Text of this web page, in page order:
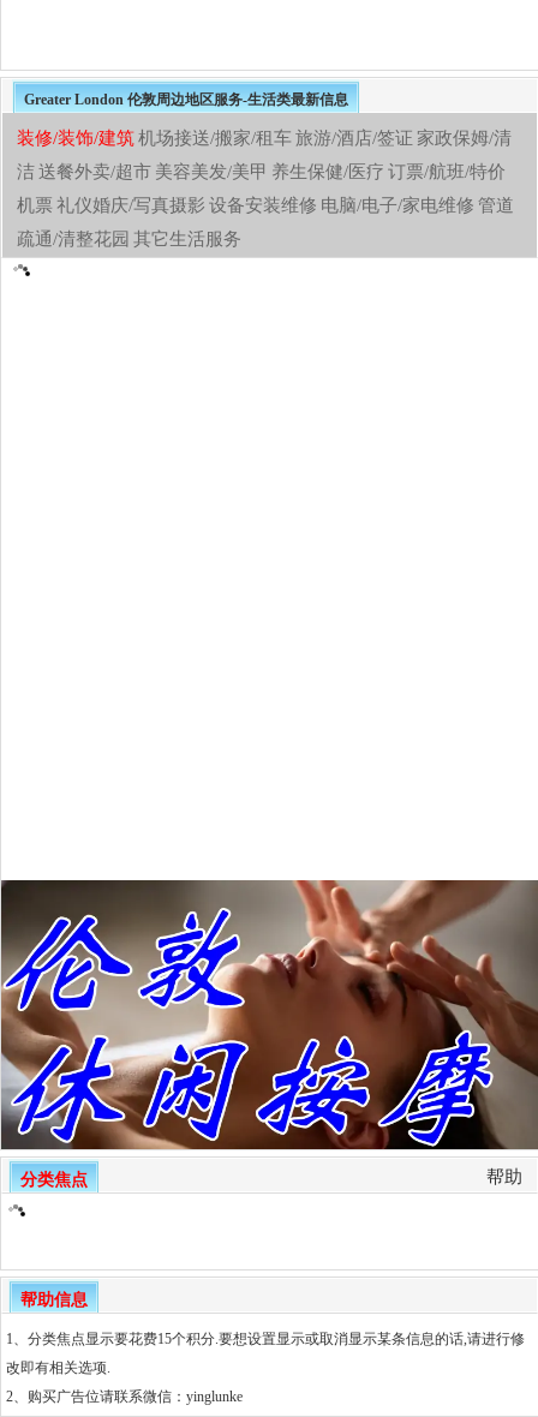
Greater London 伦敦周边地区服务-生活类最新信息
装修/装饰/建筑机场接送/搬家/租车 旅游/酒店/签证 家政保姆/清
洁送餐外卖/超市 美容美发/美甲 养生保健/医疗 订票/航班/特价
机票 礼仪婚庆/写真摄影 设备安装维修 电脑/电子/家电维修 管道
疏通/清整花园 其它生活服务
分类焦点 帮助
帮助信息
1、分类焦点显示要花费15个积分.要想设置显示或取消显示某条信息的话,请进行修
改即有相关选项.
2、 购买广告位请联系微信：yinglunke